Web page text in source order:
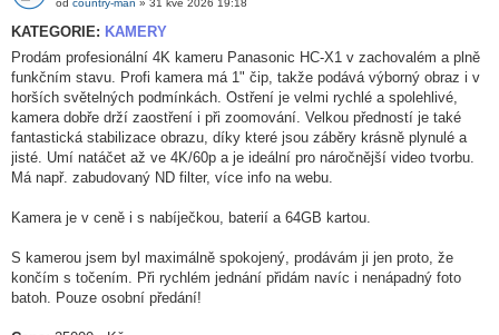
od country-man » 31 kvě 2026 19:18
KATEGORIE: KAMERY
Prodám profesionální 4K kameru Panasonic HC-X1 v zachovalém a plně
funkčním stavu. Profi kamera má 1" čip, takže podává výborný obraz i v
horších světelných podmínkách. Ostření je velmi rychlé a spolehlivé,
kamera dobře drží zaostření i při zoomování. Velkou předností je také
fantastická stabilizace obrazu, díky které jsou záběry krásně plynulé a
jisté. Umí natáčet až ve 4K/60p a je ideální pro náročnější video tvorbu.
Má např. zabudovaný ND filter, více info na webu.
Kamera je v ceně i s nabíječkou, baterií a 64GB kartou.
S kamerou jsem byl maximálně spokojený, prodávám ji jen proto, že
končím s točením. Při rychlém jednání přidám navíc i nenápadný foto
batoh. Pouze osobní předání!